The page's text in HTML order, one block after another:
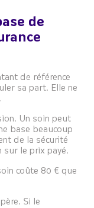
de
de référence
sa part. Elle ne
Un soin peut
base beaucoup
de la sécurité
sur le prix payé.
coûte 80 € que
Si le